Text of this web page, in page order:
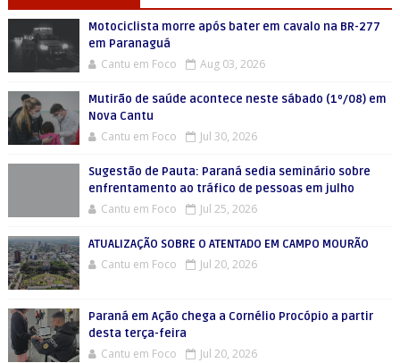
Motociclista morre após bater em cavalo na BR-277
em Paranaguá
Cantu em Foco Aug 03, 2026
Mutirão de saúde acontece neste sábado (1º/08) em
Nova Cantu
Cantu em Foco Jul 30, 2026
Sugestão de Pauta: Paraná sedia seminário sobre
enfrentamento ao tráfico de pessoas em julho
Cantu em Foco Jul 25, 2026
ATUALIZAÇÃO SOBRE O ATENTADO EM CAMPO MOURÃO
Cantu em Foco Jul 20, 2026
Paraná em Ação chega a Cornélio Procópio a partir
desta terça-feira
Cantu em Foco Jul 20, 2026